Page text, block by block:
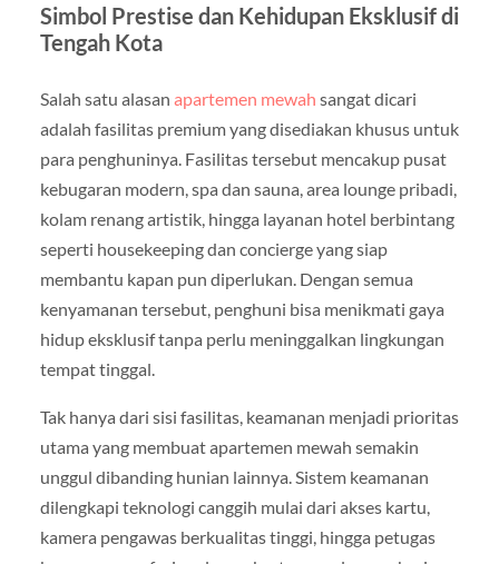
Simbol Prestise dan Kehidupan Eksklusif di
Tengah Kota
Salah satu alasan apartemen mewah sangat dicari
adalah fasilitas premium yang disediakan khusus untuk
para penghuninya. Fasilitas tersebut mencakup pusat
kebugaran modern, spa dan sauna, area lounge pribadi,
kolam renang artistik, hingga layanan hotel berbintang
seperti housekeeping dan concierge yang siap
membantu kapan pun diperlukan. Dengan semua
kenyamanan tersebut, penghuni bisa menikmati gaya
hidup eksklusif tanpa perlu meninggalkan lingkungan
tempat tinggal.
Tak hanya dari sisi fasilitas, keamanan menjadi prioritas
utama yang membuat apartemen mewah semakin
unggul dibanding hunian lainnya. Sistem keamanan
dilengkapi teknologi canggih mulai dari akses kartu,
kamera pengawas berkualitas tinggi, hingga petugas